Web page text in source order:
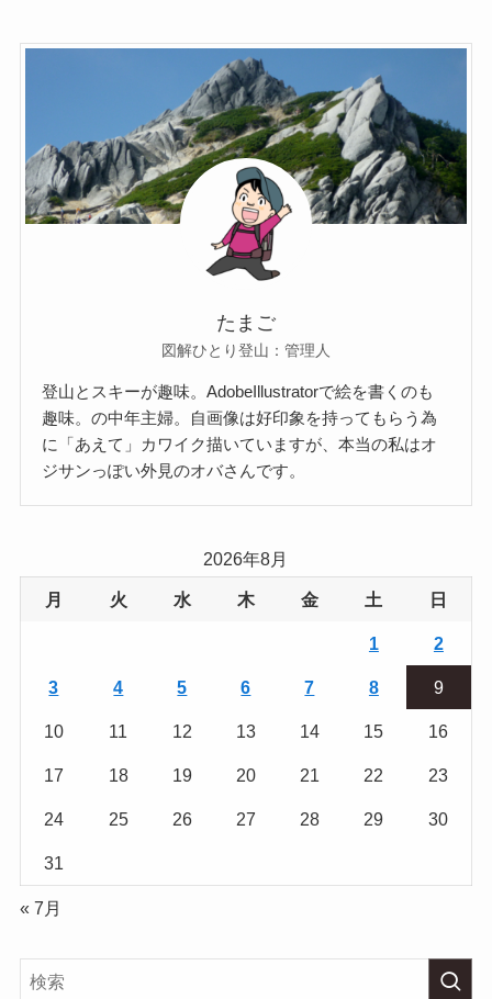
たまご
図解ひとり登山：管理人
登山とスキーが趣味。AdobeIllustratorで絵を書くのも
趣味。の中年主婦。自画像は好印象を持ってもらう為
に「あえて」カワイク描いていますが、本当の私はオ
ジサンっぽい外見のオバさんです。
2026年8月
月 火 水 木 金 土 日
1 2
3 4 5 6 7 8 9
10 11 12 13 14 15 16
17 18 19 20 21 22 23
24 25 26 27 28 29 30
31
« 7月